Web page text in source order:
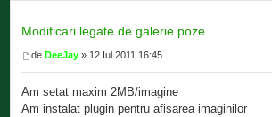
Modificari legate de galerie poze
deDeeJay » 12 Iul 2011 16:45
Am setat maxim 2MB/imagine
Am instalat plugin pentru afisarea imaginilor